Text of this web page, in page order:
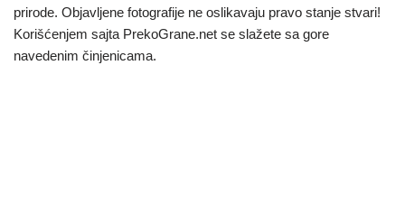
prirode. Objavljene fotografije ne oslikavaju pravo stanje stvari!
Korišćenjem sajta PrekoGrane.net se slažete sa gore
navedenim činjenicama.